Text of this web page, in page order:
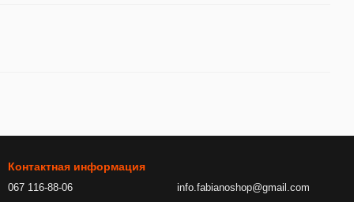
Контактная информация
067 116-88-06 info.fabianoshop@gmail.com